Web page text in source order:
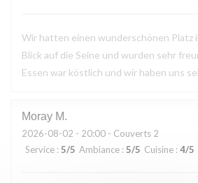
Wir hatten einen wunderschönen Platz
Blick auf die Seine und wurden sehr
Essen war köstlich und wir haben uns
Moray M
2026-08-02 - 20:00 - Couverts 2
Service : 5/5 Ambiance : 5/5 Cuisine : 4/5